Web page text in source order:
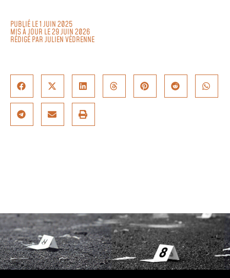
PUBLIÉ LE 1 JUIN 2025
MIS À JOUR LE 29 JUIN 2026
RÉDIGÉ PARJULIEN VÉDRENNE